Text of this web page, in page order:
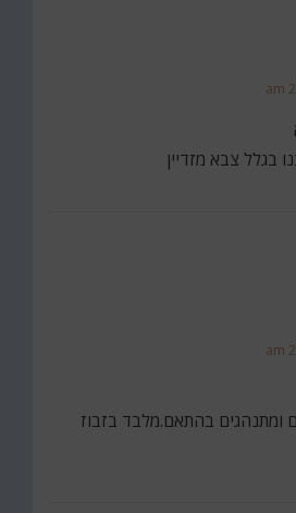
בגלל צבא מזדיין
ומתנהגים בהתאם.מלבד בזבוז